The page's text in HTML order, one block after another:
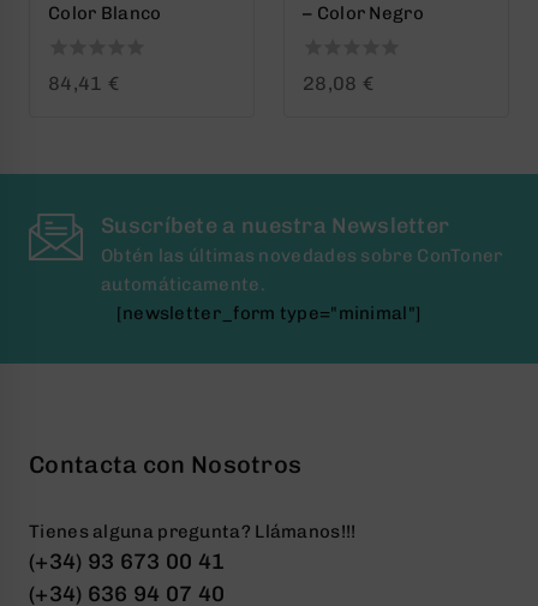
Color Blanco
0
84,41 €
– Color Negro
0
28,08 €
Suscríbete a nuestra Newsletter
Obtén las últimas novedades sobre ConToner
automáticamente.
[newsletter_form type="minimal"]
Contacta con Nosotros
Tienes alguna pregunta? Llámanos!!!
(+34) 93 673 00 41
(+34) 636 94 07 40